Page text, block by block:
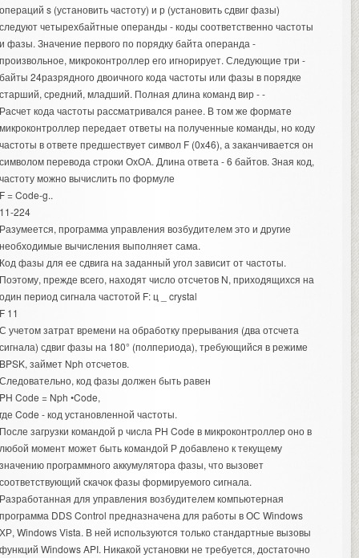
s (установить частоту) и р (установить сдвиг фазы)
четырехбайтные операнды - коды соответственно частоты
фазы. Значение первого по порядку байта операнда -
микроконтроллер его игнорирует. Следующие три -
24разрядного двоичного кода частоты или фазы в порядке
средний, младший. Полная длина команд вир - -
кода частоты рассматривался ранее. В том же формате
передает ответы на полученные команды, но коду
в ответе предшествует символ F (0x46), а заканчивается он
перевода строки ОхОА. Длина ответа - 6 байтов. Зная код,
можно вычислить по формуле
= Code-g..
224
программа управления возбудителем это и другие
вычисления выполняет сама.
фазы для ее сдвига на заданный угол зависит от частоты.
прежде всего, находят число отсчетов N, приходящихся на
период сигнала частотой F: ц _ crystal
11
учетом затрат времени на обработку прерывания (два отсчета
сдвиг фазы на 180° (полпериода), требующийся в режиме
займет Nph отсчетов.
код фазы должен быть равен
Code = Nph •Code,
Code - код установленной частоты.
загрузки командой р числа PH Code в микроконтроллер оно в
момент может быть командой Р добавлено к текущему
программного аккумулятора фазы, что вызовет
скачок фазы формируемого сигнала.
для управления возбудителем компьютерная
DDS Control предназначена для работы в ОС Windows
Windows Vista. В ней используются только стандартные вызовы
Windows API. Никакой установки не требуется, достаточно